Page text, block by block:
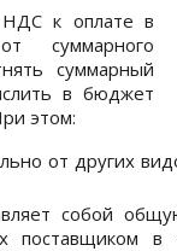
к оплате в
суммарного
суммарный
в бюджет
этом:
от других
собой
поставщиком